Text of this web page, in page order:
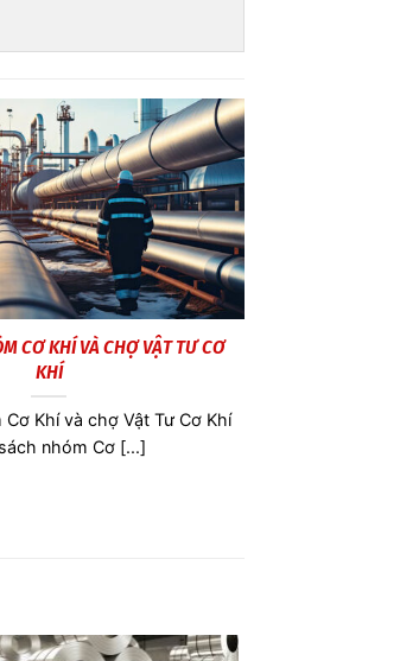
CƠ KHÍ VÀ CHỢ VẬT TƯ CƠ
KHÍ
Khí và chợ Vật Tư Cơ Khí
nhóm Cơ [...]